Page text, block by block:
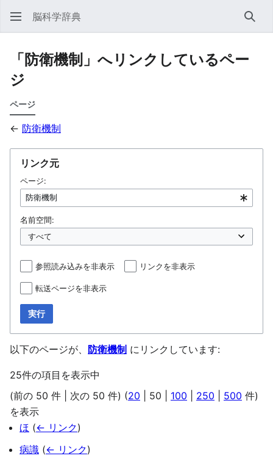
脳科学辞典 検索
「防衛機制」へリンクしているペー
ジ
ページ
← 防衛機制
リンク元
ページ:
名前空間:
参照読み込みを非表示 リンクを非表示
転送ページを非表示
実行
以下のページが、 防衛機制 にリンクしています:
25件の項目を表示中
(前の 50 件 次の 50 件) (20 50 100 250 500 件)
を表示
ほ (← リンク)
病識 (← リンク)